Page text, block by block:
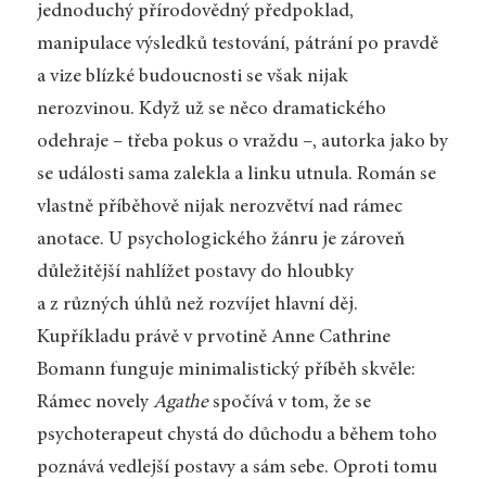
jednoduchý přírodovědný předpoklad,
manipulace výsledků testování, pátrání po pravdě
a vize blízké budoucnosti se však nijak
nerozvinou. Když už se něco dramatického
odehraje – třeba pokus o vraždu –, autorka jako by
se události sama zalekla a linku utnula. Román se
vlastně příběhově nijak nerozvětví nad rámec
anotace. U psychologického žánru je zároveň
důležitější nahlížet postavy do hloubky
a z různých úhlů než rozvíjet hlavní děj.
Kupříkladu právě v prvotině Anne Cathrine
Bomann funguje minimalistický příběh skvěle:
Rámec novelyAgathespočívá v tom, že se
psychoterapeut chystá do důchodu a během toho
poznává vedlejší postavy a sám sebe. Oproti tomu